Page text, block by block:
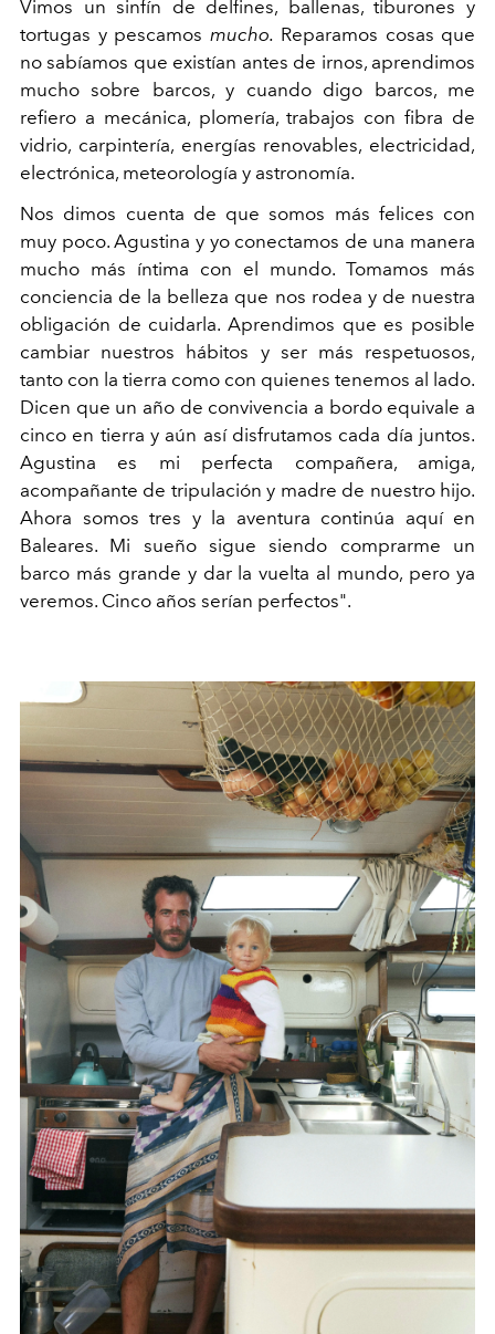
Vimos un sinfín de delfines, ballenas, tiburones y
tortugas y pescamos mucho. Reparamos cosas que
no sabíamos que existían antes de irnos, aprendimos
mucho sobre barcos, y cuando digo barcos, me
refiero a mecánica, plomería, trabajos con fibra de
vidrio, carpintería, energías renovables, electricidad,
electrónica, meteorología y astronomía.
Nos dimos cuenta de que somos más felices con
muy poco. Agustina y yo conectamos de una manera
mucho más íntima con el mundo. Tomamos más
conciencia de la belleza que nos rodea y de nuestra
obligación de cuidarla. Aprendimos que es posible
cambiar nuestros hábitos y ser más respetuosos,
tanto con la tierra como con quienes tenemos al lado.
Dicen que un año de convivencia a bordo equivale a
cinco en tierra y aún así disfrutamos cada día juntos.
Agustina es mi perfecta compañera, amiga,
acompañante de tripulación y madre de nuestro hijo.
Ahora somos tres y la aventura continúa aquí en
Baleares. Mi sueño sigue siendo comprarme un
barco más grande y dar la vuelta al mundo, pero ya
veremos. Cinco años serían perfectos".